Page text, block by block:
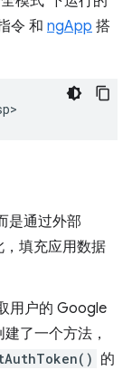
令 和 ngApp 搭
是通过外部
填充应用数据
用户的 Google
了一个方法，
的